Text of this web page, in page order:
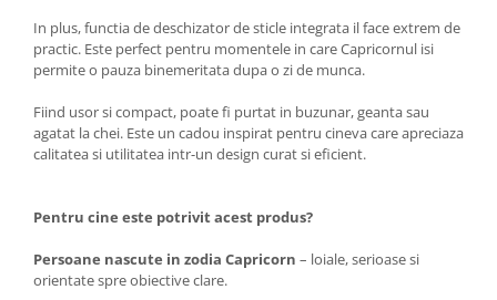
In plus, functia de deschizator de sticle integrata il face extrem de
practic. Este perfect pentru momentele in care Capricornul isi
permite o pauza binemeritata dupa o zi de munca.
Fiind usor si compact, poate fi purtat in buzunar, geanta sau
agatat la chei. Este un cadou inspirat pentru cineva care apreciaza
calitatea si utilitatea intr-un design curat si eficient.
Pentru cine este potrivit acest produs?
Persoane nascute in zodia Capricorn – loiale, serioase si
orientate spre obiective clare.